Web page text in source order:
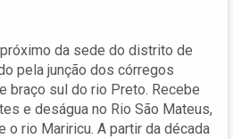
da sede do distrito de
pela junção dos córregos
braço sul do rio Preto. Recebe
e deságua no Rio São Mateus,
o rio Mariricu. A partir da década